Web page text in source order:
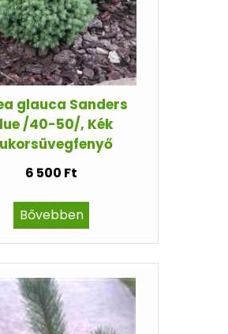
glauca Sanders
/40-50/, Kék
6 500 Ft
Bővebben